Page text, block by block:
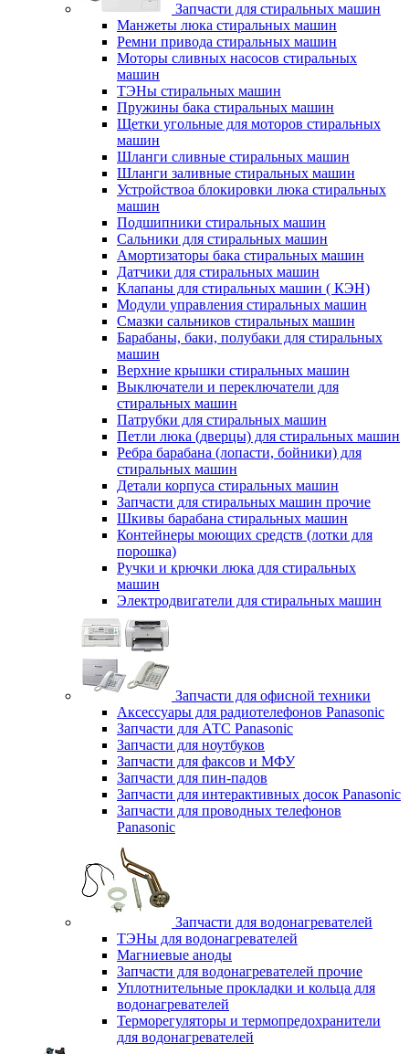
Запчасти для стиральных машин
Манжеты люка стиральных машин
Ремни привода стиральных машин
Моторы сливных насосов стиральных
машин
ТЭНы стиральных машин
Пружины бака стиральных машин
Щетки угольные для моторов стиральных
машин
Шланги сливные стиральных машин
Шланги заливные стиральных машин
Устройствоа блокировки люка стиральных
машин
Подшипники стиральных машин
Сальники для стиральных машин
Амортизаторы бака стиральных машин
Датчики для стиральных машин
Клапаны для стиральных машин ( КЭН)
Модули управления стиральных машин
Смазки сальников стиральных машин
Барабаны, баки, полубаки для стиральных
машин
Верхние крышки стиральных машин
Выключатели и переключатели для
стиральных машин
Патрубки для стиральных машин
Петли люка (дверцы) для стиральных машин
Ребра барабана (лопасти, бойники) для
стиральных машин
Детали корпуса стиральных машин
Запчасти для стиральных машин прочие
Шкивы барабана стиральных машин
Контейнеры моющих средств (лотки для
порошка)
Ручки и крючки люка для стиральных
машин
Электродвигатели для стиральных машин
Запчасти для офисной техники
Аксессуары для радиотелефонов Panasonic
Запчасти для АТС Panasonic
Запчасти для ноутбуков
Запчасти для факсов и МФУ
Запчасти для пин-падов
Запчасти для интерактивных досок Panasonic
Запчасти для проводных телефонов
Panasonic
Запчасти для водонагревателей
ТЭНы для водонагревателей
Магниевые аноды
Запчасти для водонагревателей прочие
Уплотнительные прокладки и кольца для
водонагревателей
Терморегуляторы и термопредохранители
для водонагревателей